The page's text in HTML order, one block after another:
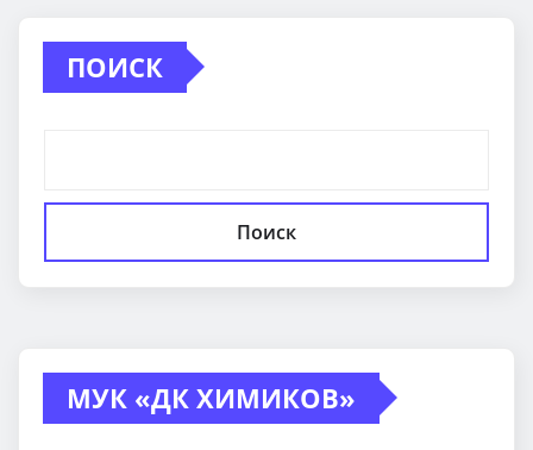
ПОИСК
Поиск
МУК «ДК ХИМИКОВ»